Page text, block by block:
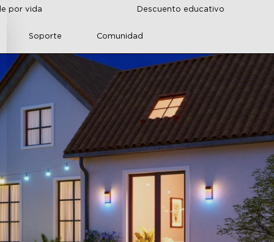
por vida Descuento educativo
Soporte Comunidad